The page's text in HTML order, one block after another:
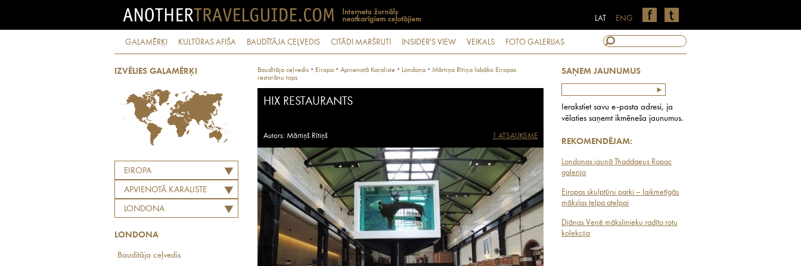
ENG
LAT
GALAMĒRĶI KULTŪRAS AFIŠA BAUDĪTĀJA CEĻVEDIS CITĀDI MARŠRUTI INSIDER'S VIEW VEIKALS FOTO GALERIJAS
IZVĒLIES GALAMĒRĶI
EIROPA
APVIENOTĀ KARALISTE
LONDONA
LONDONA
Baudītāja ceļvedis
SAŅEM JAUNUMUS
Ierakstiet savu e-pasta adresi, ja
vēlaties saņemt ikmēneša jaunumus.
REKOMENDĒJAM:
Londonas jaunā Thaddaeus Ropac
galerija
Eiropas skulptūru parki – laikmetīgās
mākslas telpa atelpai
Diānas Venē mākslinieku radīto rotu
kolekcija
Baudītāja ceļvedis · Eiropa · Apvienotā Karaliste · Londona · Mārtiņa Rītiņa labāko Eiropas
restorānu tops
HIX RESTAURANTS
Autors: Mārtiņš Rītiņš 1 ATSAUKSME